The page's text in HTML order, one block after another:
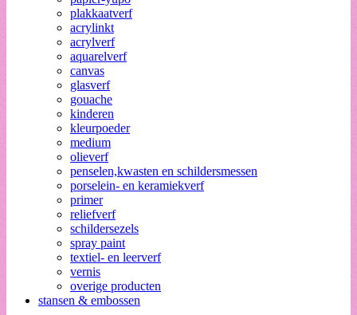
plakkaatverf
acrylinkt
acrylverf
aquarelverf
canvas
glasverf
gouache
kinderen
kleurpoeder
medium
olieverf
penselen,kwasten en schildersmessen
porselein- en keramiekverf
primer
reliefverf
schildersezels
spray paint
textiel- en leerverf
vernis
overige producten
stansen & embossen